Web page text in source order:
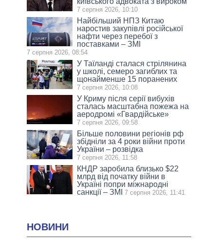
7 серпня 2026, 10:10
Найбільший НПЗ Китаю
наростив закупівлі російської
нафти через перебої з
поставками – ЗМІ
7 серпня 2026, 08:54
У Таїланді сталася стрілянина
у школі, семеро загиблих та
щонайменше 15 поранених
7 серпня 2026, 10:08
У Криму після серії вибухів
сталась масштабна пожежа на
аеродромі «Гвардійське»
7 серпня 2026, 09:58
Більше половини регіонів рф
збідніли за 4 роки війни проти
України – розвідка
7 серпня 2026, 11:58
КНДР заробила близько $22
млрд від початку війни в
Україні попри міжнародні
санкції – ЗМІ
7 серпня 2026, 11:41
НОВИНИ